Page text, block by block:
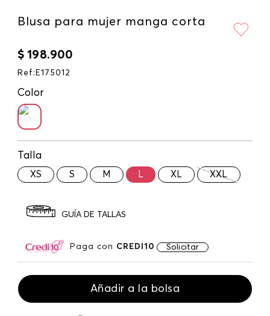
Blusa para mujer manga corta
$ 198.900
Ref : E175012
Color
Talla
XS S M L XL XXL
GUÍA DE TALLAS
Paga con CREDI10 Solicitar
Añadir a la bolsa